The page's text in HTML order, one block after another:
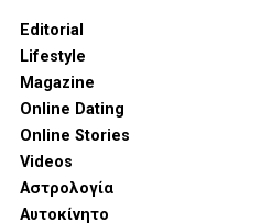
Editorial
Lifestyle
Magazine
Online Dating
Online Stories
Videos
Αστρολογία
Αυτοκίνητο